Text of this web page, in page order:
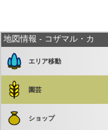
地図情報 - コザマル・カ
エリア移動
園芸
ショップ